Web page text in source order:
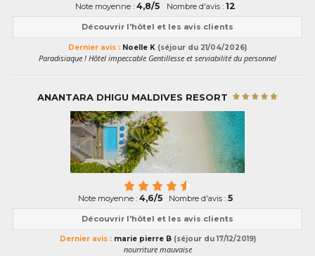
Note moyenne :4,8/5 Nombre d'avis : 12
Découvrir l'hôtel et les avis clients
Dernier avis : Noelle K (séjour du 21/04/2026)
Paradisiaque ! Hôtel impeccable Gentillesse et serviabilité du personnel
ANANTARA DHIGU MALDIVES RESORT
Note moyenne : 4,6/5 Nombre d'avis : 5
Découvrir l'hôtel et les avis clients
Dernier avis :marie pierre B (séjour du 17/12/2019)
nourriture mauvaise